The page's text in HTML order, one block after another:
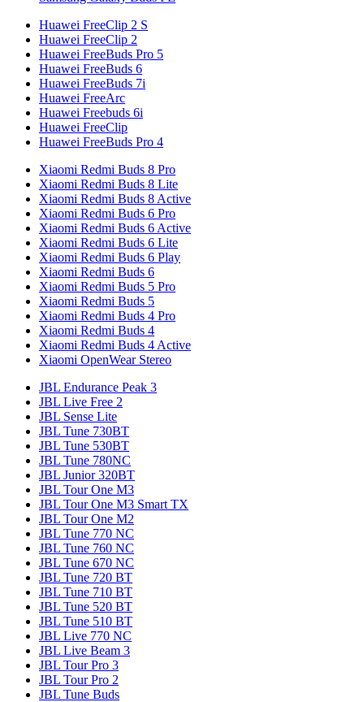
Huawei FreeClip 2 S
Huawei FreeClip 2
Huawei FreeBuds Pro 5
Huawei FreeBuds 6
Huawei FreeBuds 7i
Huawei FreeArc
Huawei Freebuds 6i
Huawei FreeClip
Huawei FreeBuds Pro 4
Xiaomi Redmi Buds 8 Pro
Xiaomi Redmi Buds 8 Lite
Xiaomi Redmi Buds 8 Active
Xiaomi Redmi Buds 6 Pro
Xiaomi Redmi Buds 6 Active
Xiaomi Redmi Buds 6 Lite
Xiaomi Redmi Buds 6 Play
Xiaomi Redmi Buds 6
Xiaomi Redmi Buds 5 Pro
Xiaomi Redmi Buds 5
Xiaomi Redmi Buds 4 Pro
Xiaomi Redmi Buds 4
Xiaomi Redmi Buds 4 Active
Xiaomi OpenWear Stereo
JBL Endurance Peak 3
JBL Live Free 2
JBL Sense Lite
JBL Tune 730BT
JBL Tune 530BT
JBL Tune 780NC
JBL Junior 320BT
JBL Tour One M3
JBL Tour One M3 Smart TX
JBL Tour One M2
JBL Tune 770 NC
JBL Tune 760 NC
JBL Tune 670 NC
JBL Tune 720 BT
JBL Tune 710 BT
JBL Tune 520 BT
JBL Tune 510 BT
JBL Live 770 NC
JBL Live Beam 3
JBL Tour Pro 3
JBL Tour Pro 2
JBL Tune Buds